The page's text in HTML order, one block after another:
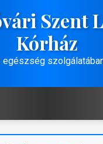
Szent
Kórház
egészség